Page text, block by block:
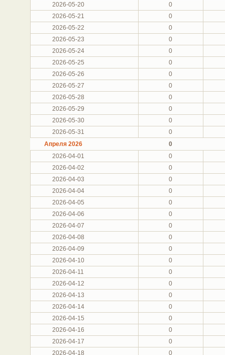
2026-05-20
0
2026-05-21
0
2026-05-22
0
2026-05-23
0
2026-05-24
0
2026-05-25
0
2026-05-26
0
2026-05-27
0
2026-05-28
0
2026-05-29
0
2026-05-30
0
2026-05-31
0
Апреля 2026
0
2026-04-01
0
2026-04-02
0
2026-04-03
0
2026-04-04
0
2026-04-05
0
2026-04-06
0
2026-04-07
0
2026-04-08
0
2026-04-09
0
2026-04-10
0
2026-04-11
0
2026-04-12
0
2026-04-13
0
2026-04-14
0
2026-04-15
0
2026-04-16
0
2026-04-17
0
2026-04-18
0